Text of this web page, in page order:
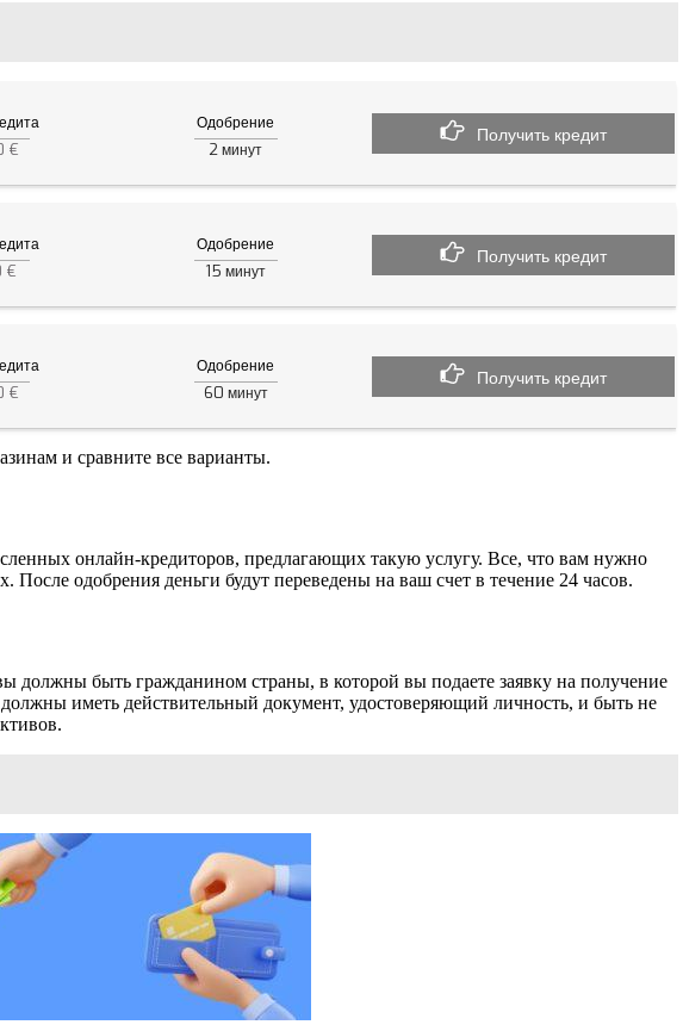
€
Одобрение
2минут
Получить кредит
€
Одобрение
15 минут
Получить кредит
€
Одобрение
60 минут
Получить кредит
и сравните все варианты.
онлайн-кредиторов, предлагающих такую услугу. Все, что вам нужно
одобрения деньги будут переведены на ваш счет в течение 24 часов.
должны быть гражданином страны, в которой вы подаете заявку на получение
иметь действительный документ, удостоверяющий личность, и быть не